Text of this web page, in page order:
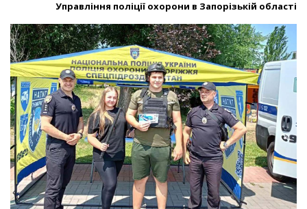
Управління поліції охорони в Запорізькій області